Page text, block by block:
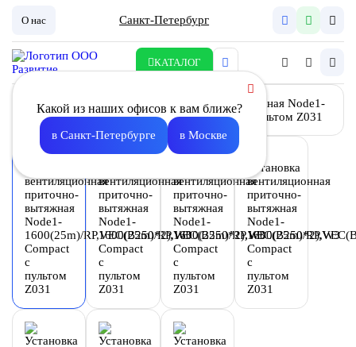
О нас Санкт-Петербург
КАТАЛОГ
Какой из наших офисов к вам ближе?
в Санкт-Петербурге в Москве